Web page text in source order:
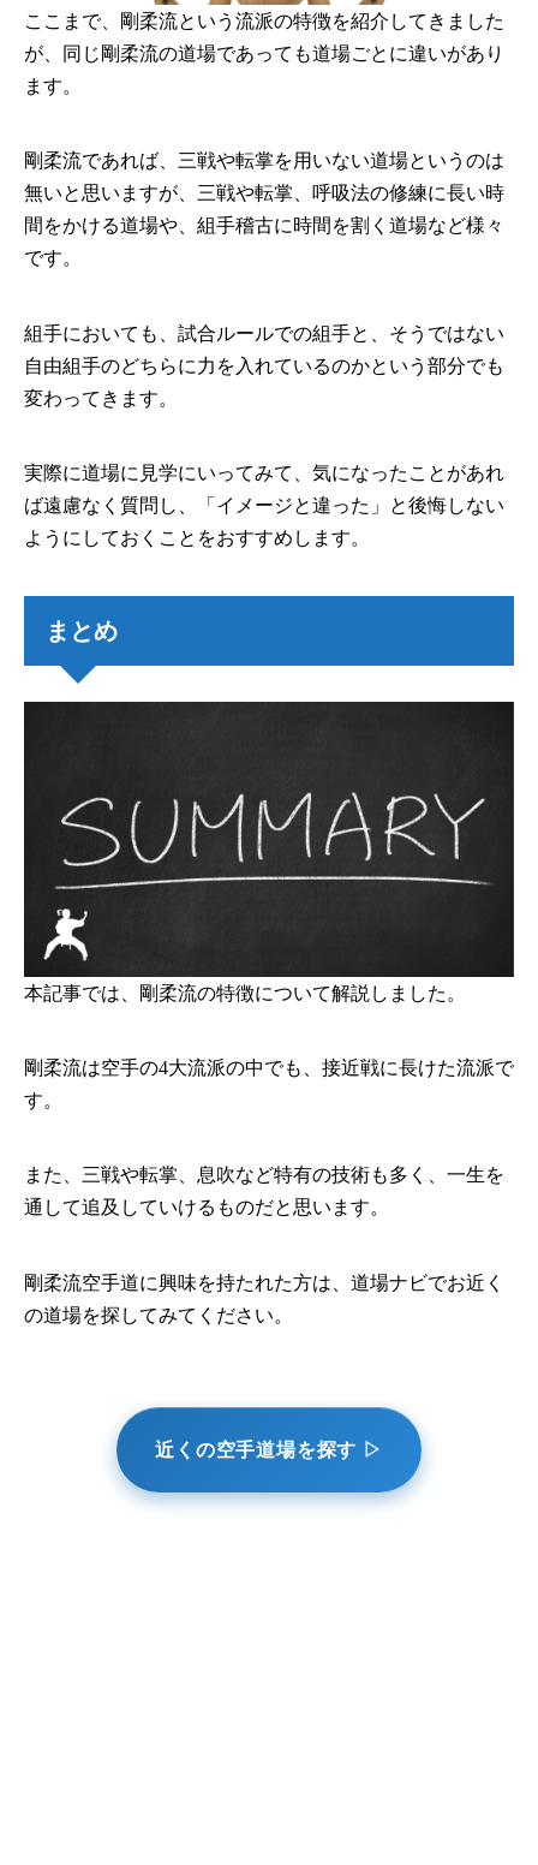
ここまで、剛柔流という流派の特徴を紹介してきました
が、同じ剛柔流の道場であっても道場ごとに違いがあり
ます。
剛柔流であれば、三戦や転掌を用いない道場というのは
無いと思いますが、三戦や転掌、呼吸法の修練に長い時
間をかける道場や、組手稽古に時間を割く道場など様々
です。
組手においても、試合ルールでの組手と、そうではない
自由組手のどちらに力を入れているのかという部分でも
変わってきます。
実際に道場に見学にいってみて、気になったことがあれ
ば遠慮なく質問し、「イメージと違った」と後悔しない
ようにしておくことをおすすめします。
まとめ
本記事では、剛柔流の特徴について解説しました。
剛柔流は空手の4大流派の中でも、接近戦に長けた流派で
す。
また、三戦や転掌、息吹など特有の技術も多く、一生を
通して追及していけるものだと思います。
剛柔流空手道に興味を持たれた方は、道場ナビでお近く
の道場を探してみてください。
近くの空手道場を探す ▷